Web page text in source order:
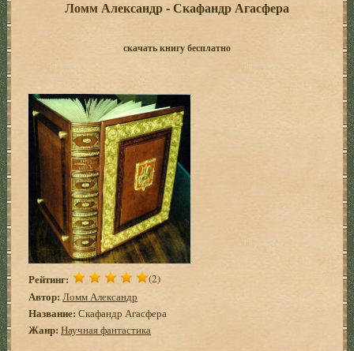
Ломм Александр - Скафандр Агасфера
скачать книгу бесплатно
Рейтинг: (2)
Автор: Ломм Александр
Название: Скафандр Агасфера
Жанр: Научная фантастика